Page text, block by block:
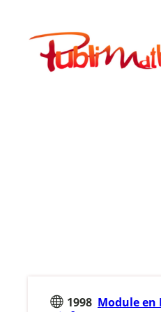
contenuPublimath
1998 Module en